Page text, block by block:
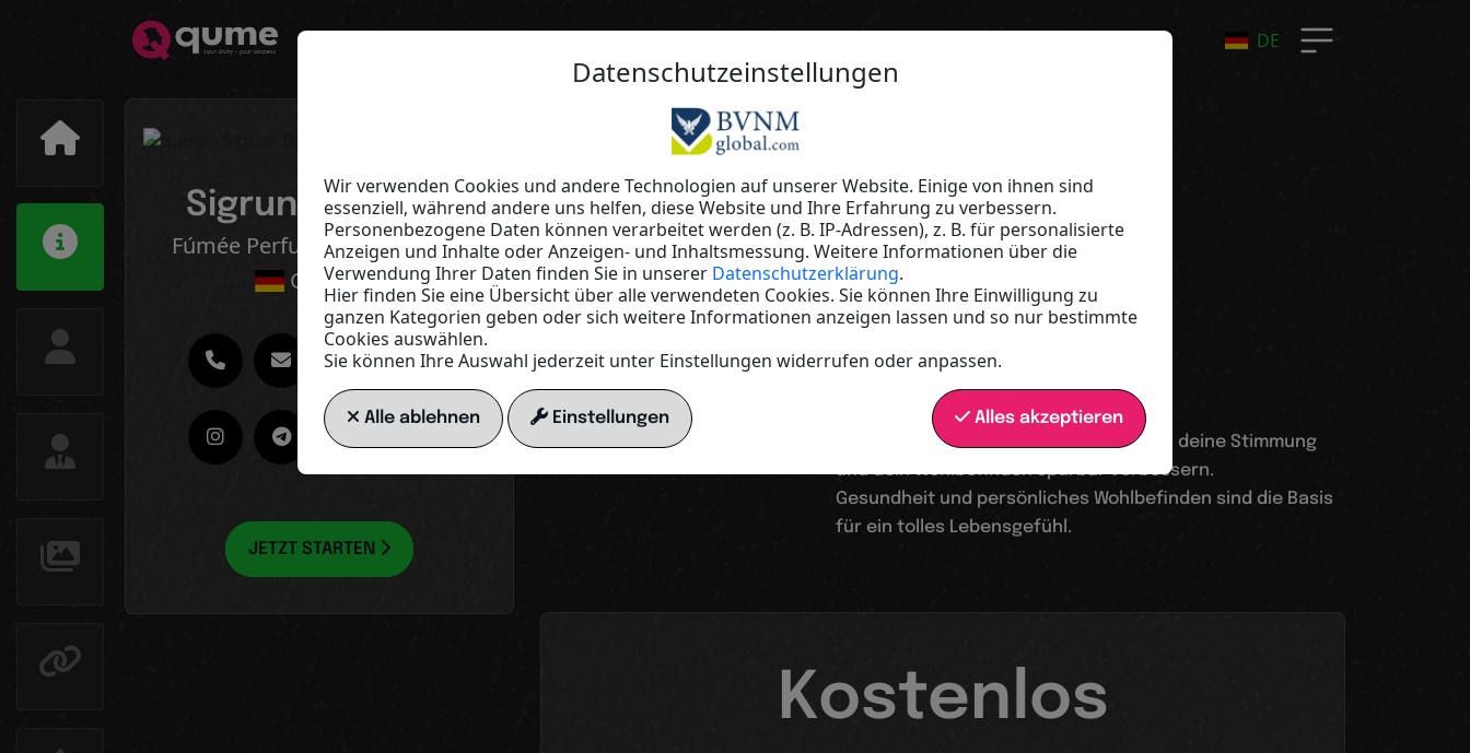
DE
Sigrun Deutsch
Fúmée Perfume & Cosmetics
Germany
JETZT STARTEN
Fühl dich gut – lebe besser
Freude –
Klarheit –
Gesundheit
Kleine Veränderungen im Alltag können deine Stimmung
und dein Wohlbefinden spürbar verbessern.
Gesundheit und persönliches Wohlbefinden sind die Basis
für ein tolles Lebensgefühl.
Kostenlos
Datenschutzeinstellungen
Wir verwenden Cookies und andere Technologien auf unserer Website. Einige von ihnen sind
essenziell, während andere uns helfen, diese Website und Ihre Erfahrung zu verbessern.
Personenbezogene Daten können verarbeitet werden (z. B. IP-Adressen), z. B. für personalisierte
Anzeigen und Inhalte oder Anzeigen- und Inhaltsmessung. Weitere Informationen über die
Verwendung Ihrer Daten finden Sie in unserer Datenschutzerklärung.
Hier finden Sie eine Übersicht über alle verwendeten Cookies. Sie können Ihre Einwilligung zu
ganzen Kategorien geben oder sich weitere Informationen anzeigen lassen und so nur bestimmte
Cookies auswählen.
Sie können Ihre Auswahl jederzeit unter Einstellungen widerrufen oder anpassen.
Alle ablehnen Einstellungen Alles akzeptieren